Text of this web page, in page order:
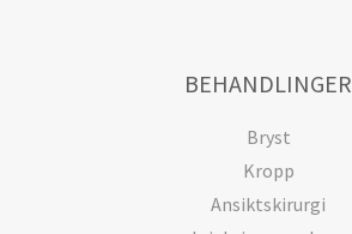
BEHANDLINGER
Bryst
Kropp
Ansiktskirurgi